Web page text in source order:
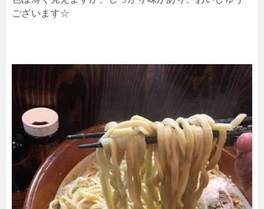
ございます☆